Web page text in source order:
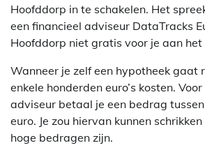
Hoofddorp in te schakelen. Het
een financieel adviseur DataTracks
Hoofddorp niet gratis voor je aan
Wanneer je zelf een hypotheek gaat
enkele honderden euro’s kosten.
adviseur betaal je een bedrag
euro. Je zou hiervan kunnen
hoge bedragen zijn.